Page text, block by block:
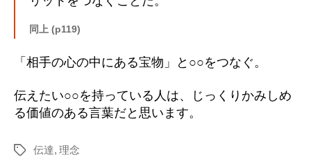
同上 (p119)
「相手の心の中にある宝物」と○○をつなぐ。
伝えたい○○を持っている人は、じっくりかみしめ
る価値のある言葉だと思います。
タ
伝達, 理念